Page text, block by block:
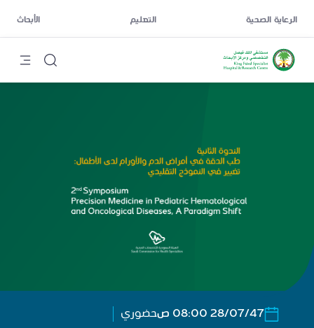
الرعاية الصحية التعليم الأبحاث
28/07/47 08:00 ص حضوري